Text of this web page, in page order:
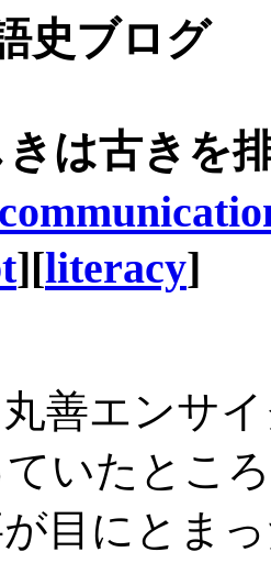
史ブログ
きは古きを
][literacy]
善エンサ
いたとこ
目にとま